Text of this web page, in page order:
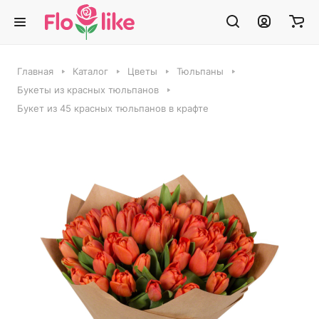
Главная Каталог Цветы
Тюльпаны
Букеты из красных тюльпанов
Букет из 45 красных тюльпанов в крафте